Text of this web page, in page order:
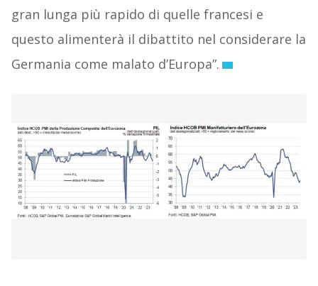
gran lunga più rapido di quelle francesi e
questo alimenterà il dibattito nel considerare la
Germania come malato d’Europa”.